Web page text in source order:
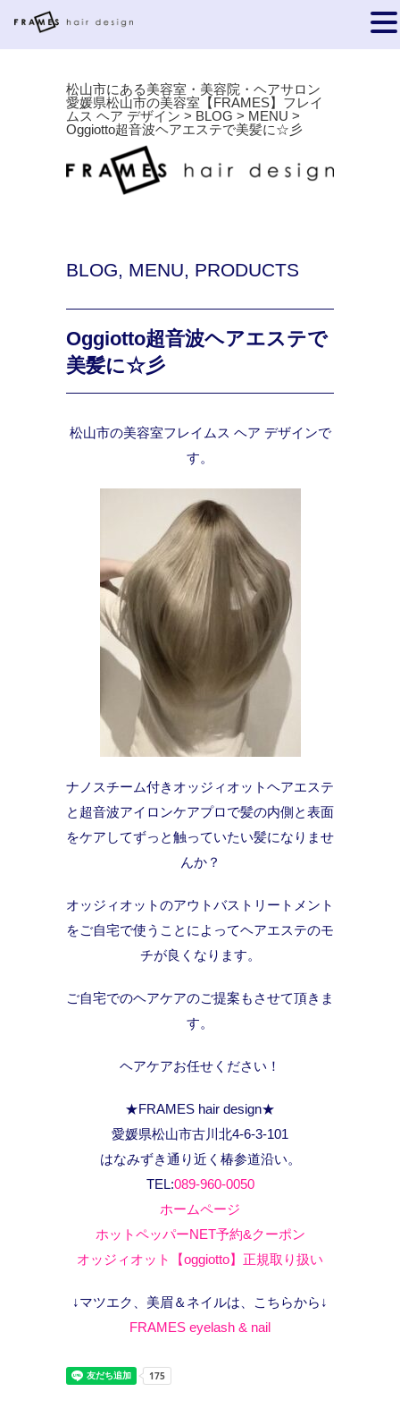
松山市にある美容室・美容院・ヘアサロン
愛媛県松山市の美容室【FRAMES】フレイ
ムス ヘア デザイン > BLOG > MENU >
Oggiotto超音波ヘアエステで美髪に☆彡
BLOG, MENU, PRODUCTS
Oggiotto超音波ヘアエステで
美髪に☆彡
松山市の美容室フレイムス ヘア デザインで
す。
ナノスチーム付きオッジィオットヘアエステ
と超音波アイロンケアプロで髪の内側と表面
をケアしてずっと触っていたい髪になりませ
んか？
オッジィオットのアウトバストリートメント
をご自宅で使うことによってヘアエステのモ
チが良くなります。
ご自宅でのヘアケアのご提案もさせて頂きま
す。
ヘアケアお任せください！
★FRAMES hair design★
愛媛県松山市古川北4-6-3-101
はなみずき通り近く椿参道沿い。
TEL:089-960-0050
ホームページ
ホットペッパーNET予約&クーポン
オッジィオット【oggiotto】正規取り扱い
↓マツエク、美眉＆ネイルは、こちらから↓
FRAMES eyelash & nail